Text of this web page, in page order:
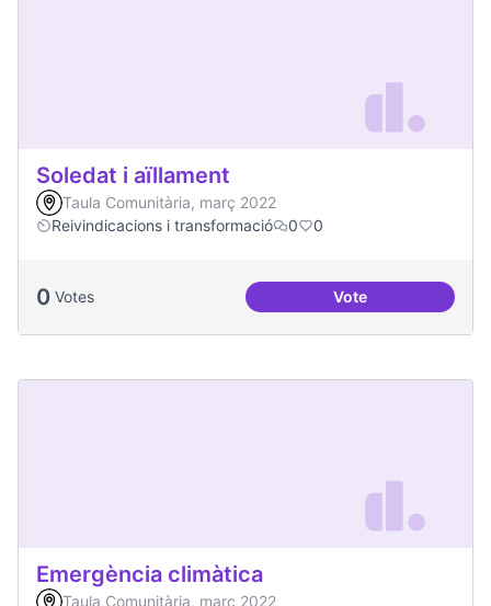
Soledat i aïllament
Taula Comunitària, març 2022
Reivindicacions i transformació
0 0
0 Votes VoteSoledat i aïllament
Emergència climàtica
Taula Comunitària, març 2022